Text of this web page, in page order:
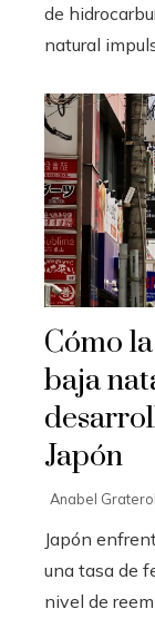
de
natural
Cómo
baja
Japón
Anabel Graterol
Japón
una tasa de
nivel de